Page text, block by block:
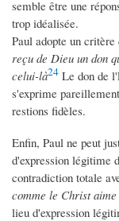
semble être une
trop idéalisée.
Paul adopte un
reçu de Dieu un don
celui-là24 Le don de
s'exprime
restions fidèles.
Enfin, Paul ne peut
d'expression légitime
contradiction totale
comme le Christ
lieu d'expression